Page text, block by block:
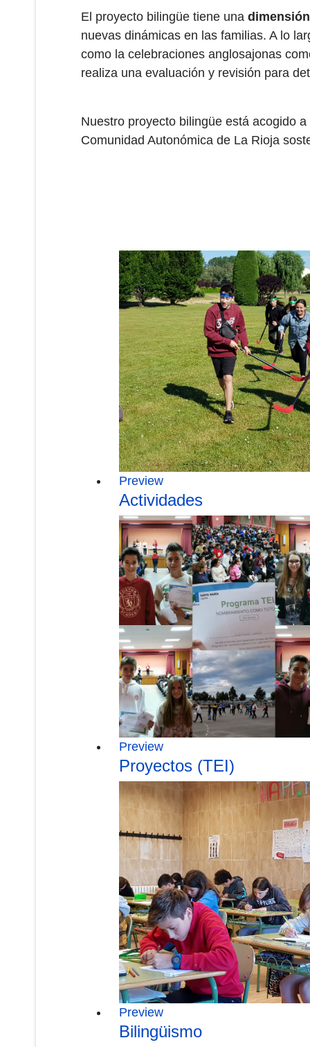
El proyecto bilingüe tiene una
nuevas dinámicas en las familias. A lo
como la celebraciones anglosajonas
realiza una evaluación y revisión para
Nuestro proyecto bilingüe está acogido
Comunidad Autonómica de La Rioja
Preview
Actividades
Preview
Proyectos (TEI)
Preview
Bilingüismo